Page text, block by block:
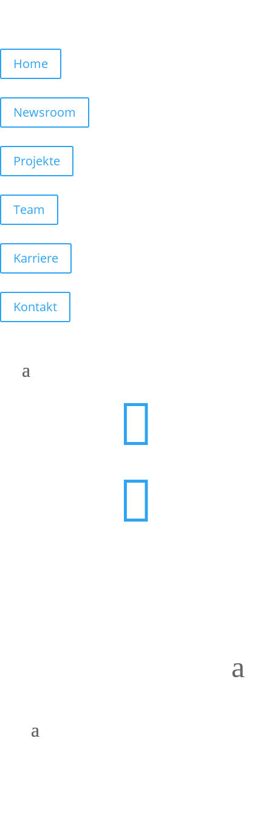
Home
Newsroom
Projekte
Team
Karriere
Kontakt

